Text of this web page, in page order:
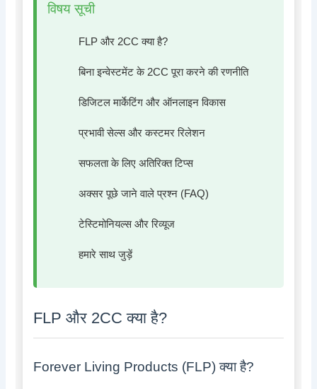
विषय सूची
FLP और 2CC क्या है?
बिना इन्वेस्टमेंट के 2CC पूरा करने की रणनीति
डिजिटल मार्केटिंग और ऑनलाइन विकास
प्रभावी सेल्स और कस्टमर रिलेशन
सफलता के लिए अतिरिक्त टिप्स
अक्सर पूछे जाने वाले प्रश्न (FAQ)
टेस्टिमोनियल्स और रिव्यूज
हमारे साथ जुड़ें
FLP और 2CC क्या है?
Forever Living Products (FLP) क्या है?